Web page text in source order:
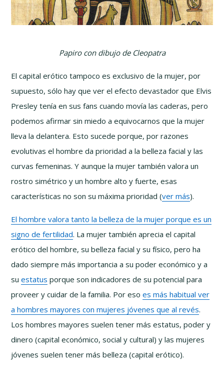
Papiro con dibujo de Cleopatra
El capital erótico tampoco es exclusivo de la mujer, por
supuesto, sólo hay que ver el efecto devastador que Elvis
Presley tenía en sus fans cuando movía las caderas, pero
podemos afirmar sin miedo a equivocarnos que la mujer
lleva la delantera. Esto sucede porque, por razones
evolutivas el hombre da prioridad a la belleza facial y las
curvas femeninas. Y aunque la mujer también valora un
rostro simétrico y un hombre alto y fuerte, esas
características no son su máxima prioridad (ver más).
El hombre valora tanto la belleza de la mujer porque es un
signo de fertilidad. La mujer también aprecia el capital
erótico del hombre, su belleza facial y su físico, pero ha
dado siempre más importancia a su poder económico y a
suestatus porque son indicadores de su potencial para
proveer y cuidar de la familia. Por esoes más habitual ver
a hombres mayores con mujeres jóvenes que al revés.
Los hombres mayores suelen tener más estatus, poder y
dinero (capital económico, social y cultural) y las mujeres
jóvenes suelen tener más belleza (capital erótico).